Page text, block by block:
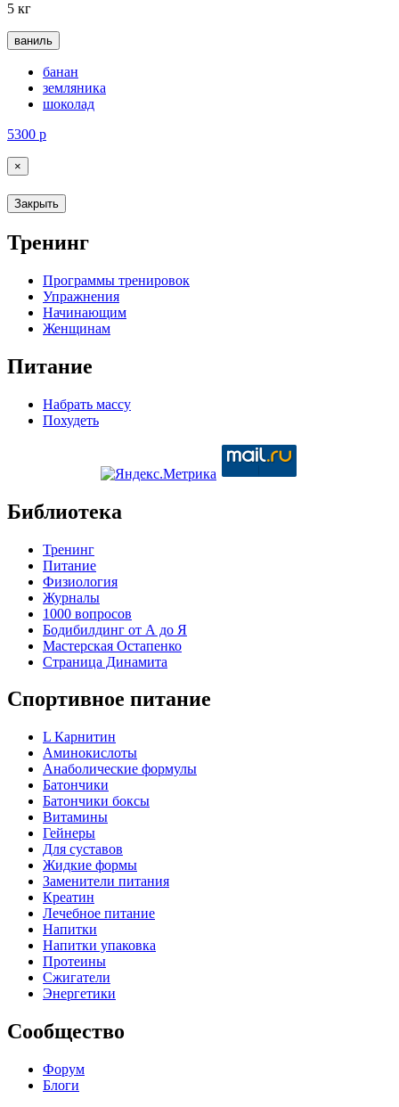
5 кг
ваниль
банан
земляника
шоколад
5300 р
×
Закрыть
Тренинг
Программы тренировок
Упражнения
Начинающим
Женщинам
Питание
Набрать массу
Похудеть
Библиотека
Тренинг
Питание
Физиология
Журналы
1000 вопросов
Бодибилдинг от А до Я
Мастерская Остапенко
Страница Динамита
Спортивное питание
L Карнитин
Аминокислоты
Анаболические формулы
Батончики
Батончики боксы
Витамины
Гейнеры
Для суставов
Жидкие формы
Заменители питания
Креатин
Лечебное питание
Напитки
Напитки упаковка
Протеины
Сжигатели
Энергетики
Сообщество
Форум
Блоги